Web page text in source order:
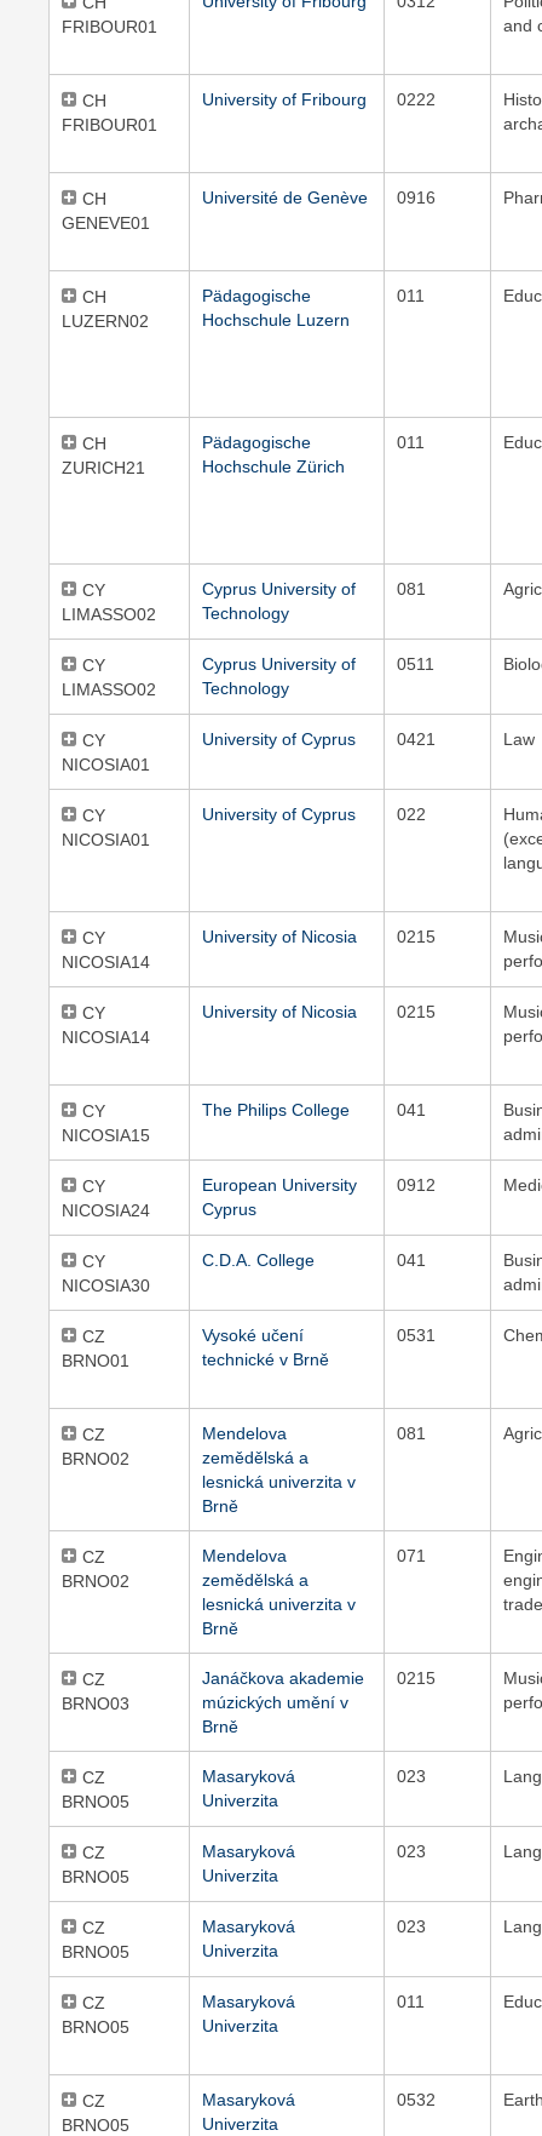
FRIBOUR01
and
CH
FRIBOUR01
University of Fribourg 0222
CH
GENEVE01
Université de Genève 0916
CH
LUZERN02
Pädagogische
Hochschule Luzern
011
CH
ZURICH21
Pädagogische
Hochschule Zürich
011
CY
LIMASSO02
Cyprus University of
Technology
081
CY
LIMASSO02
Cyprus University of
Technology
0511
CY
NICOSIA01
University of Cyprus 0421 Law
CY
NICOSIA01
University of Cyprus 022
CY
NICOSIA14
University of Nicosia 0215
CY
NICOSIA14
University of Nicosia 0215
CY
NICOSIA15
The Philips College 041
CY
NICOSIA24
European University
Cyprus
0912
CY
NICOSIA30
C.D.A. College 041
CZ
BRNO01
Vysoké učení
technické v Brně
0531
CZ
BRNO02
Mendelova
zemědělská a
lesnická univerzita v
Brně
081
CZ
BRNO02
Mendelova
zemědělská a
lesnická univerzita v
Brně
071
CZ
BRNO03
Janáčkova akademie
múzických umění v
Brně
0215
CZ
BRNO05
Masaryková
Univerzita
023
CZ
BRNO05
Masaryková
Univerzita
023
CZ
BRNO05
Masaryková
Univerzita
023
CZ
BRNO05
Masaryková
Univerzita
011
CZ
BRNO05
Masaryková
Univerzita
0532